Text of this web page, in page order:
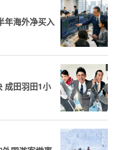
年海外净买入
成田羽田1小